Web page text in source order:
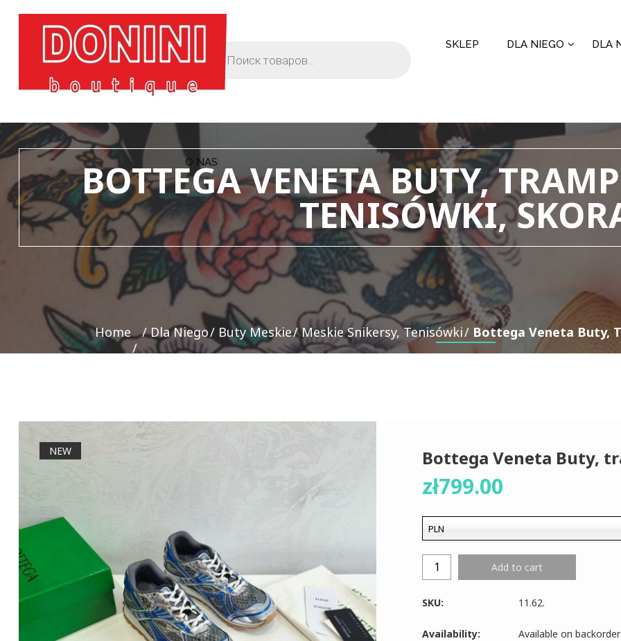
SKLEP DLA NIEGO DLA
O NAS
BOTTEGA VENETA BUTY,
TENISÓWKI,
Home Dla Niego Buty Meskie Meskie Snikersy, Tenisówki Bottega Veneta Buty,
NEW Bottega Veneta Buty,
zł799.00
PLN
Add to cart
SKU: 11.62.
Availability: Available on backorder